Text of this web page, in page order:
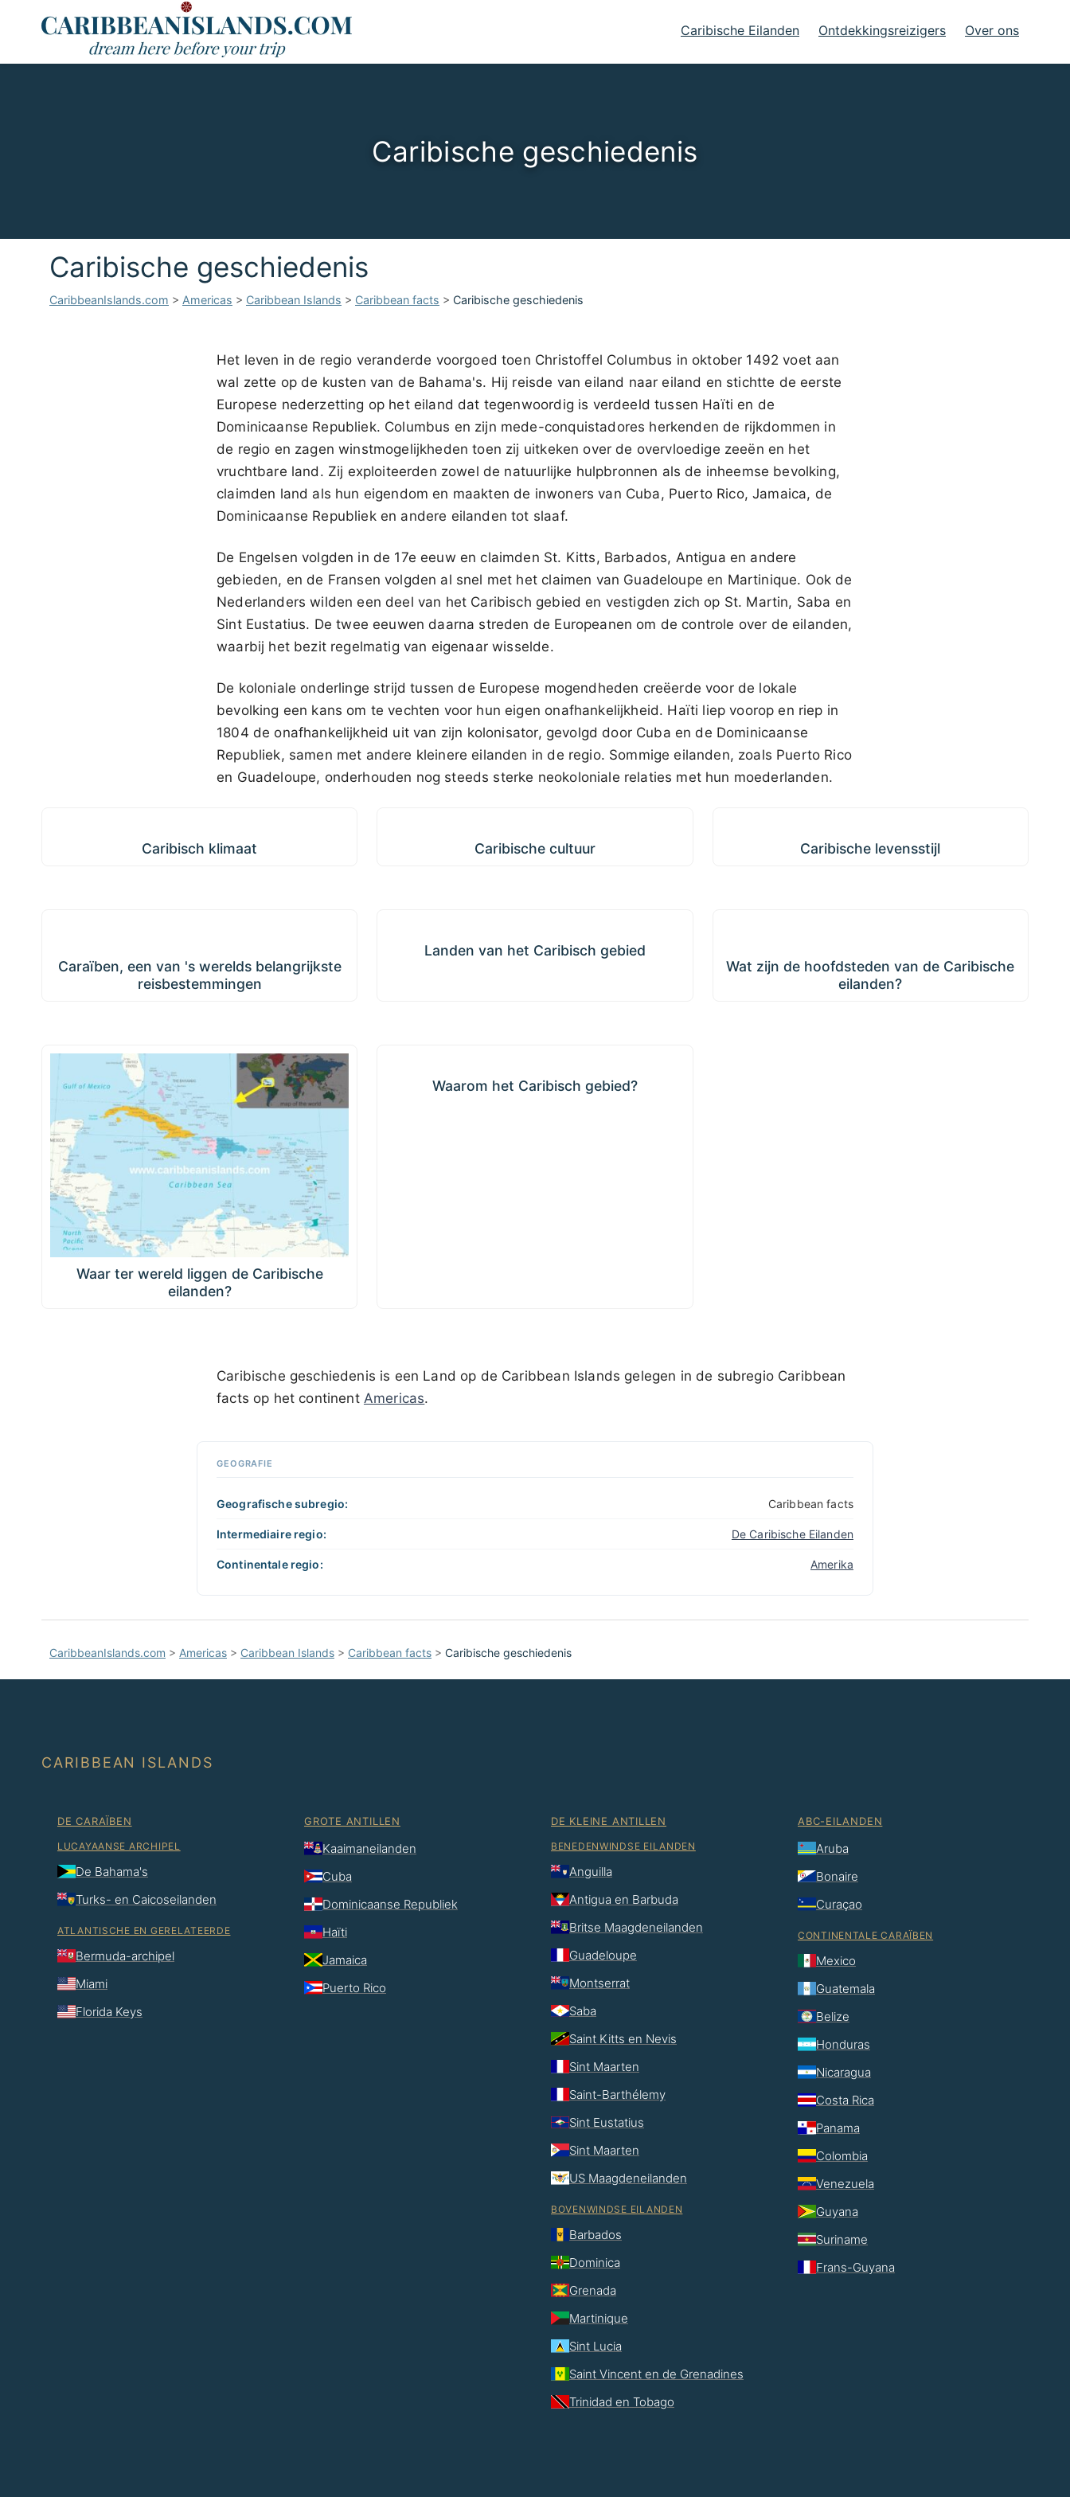
Caribische Eilanden Ontdekkingsreizigers Over ons
Caribische geschiedenis
Caribische geschiedenis
CaribbeanIslands.com > Americas > Caribbean Islands > Caribbean facts > Caribische geschiedenis
Het leven in de regio veranderde voorgoed toen Christoffel Columbus in oktober 1492 voet aan
wal zette op de kusten van de Bahama's. Hij reisde van eiland naar eiland en stichtte de eerste
Europese nederzetting op het eiland dat tegenwoordig is verdeeld tussen Haïti en de
Dominicaanse Republiek. Columbus en zijn mede-conquistadores herkenden de rijkdommen in
de regio en zagen winstmogelijkheden toen zij uitkeken over de overvloedige zeeën en het
vruchtbare land. Zij exploiteerden zowel de natuurlijke hulpbronnen als de inheemse bevolking,
claimden land als hun eigendom en maakten de inwoners van Cuba, Puerto Rico, Jamaica, de
Dominicaanse Republiek en andere eilanden tot slaaf.
De Engelsen volgden in de 17e eeuw en claimden St. Kitts, Barbados, Antigua en andere
gebieden, en de Fransen volgden al snel met het claimen van Guadeloupe en Martinique. Ook de
Nederlanders wilden een deel van het Caribisch gebied en vestigden zich op St. Martin, Saba en
Sint Eustatius. De twee eeuwen daarna streden de Europeanen om de controle over de eilanden,
waarbij het bezit regelmatig van eigenaar wisselde.
De koloniale onderlinge strijd tussen de Europese mogendheden creëerde voor de lokale
bevolking een kans om te vechten voor hun eigen onafhankelijkheid. Haïti liep voorop en riep in
1804 de onafhankelijkheid uit van zijn kolonisator, gevolgd door Cuba en de Dominicaanse
Republiek, samen met andere kleinere eilanden in de regio. Sommige eilanden, zoals Puerto Rico
en Guadeloupe, onderhouden nog steeds sterke neokoloniale relaties met hun moederlanden.
Caribisch klimaat Caribische cultuur Caribische levensstijl
Caraïben, een van 's werelds belangrijkste
reisbestemmingen
Landen van het Caribisch gebied
Wat zijn de hoofdsteden van de Caribische
eilanden?
Waar ter wereld liggen de Caribische
eilanden?
Waarom het Caribisch gebied?
Caribische geschiedenis is een Land op de Caribbean Islands gelegen in de subregio Caribbean
facts op het continent Americas.
GEOGRAFIE
Geografische subregio: Caribbean facts
Intermediaire regio: De Caribische Eilanden
Continentale regio: Amerika
CaribbeanIslands.com > Americas > Caribbean Islands > Caribbean facts > Caribische geschiedenis
CARIBBEAN ISLANDS
DE CARAÏBEN
LUCAYAANSE ARCHIPEL
De Bahama's
Turks- en Caicoseilanden
ATLANTISCHE EN GERELATEERDE
Bermuda-archipel
Miami
Florida Keys
GROTE ANTILLEN
Kaaimaneilanden
Cuba
Dominicaanse Republiek
Haïti
Jamaica
Puerto Rico
DE KLEINE ANTILLEN
BENEDENWINDSE EILANDEN
Anguilla
Antigua en Barbuda
Britse Maagdeneilanden
Guadeloupe
Montserrat
Saba
Saint Kitts en Nevis
Sint Maarten
Saint-Barthélemy
Sint Eustatius
Sint Maarten
US Maagdeneilanden
BOVENWINDSE EILANDEN
Barbados
Dominica
Grenada
Martinique
Sint Lucia
Saint Vincent en de Grenadines
Trinidad en Tobago
ABC-EILANDEN
Aruba
Bonaire
Curaçao
CONTINENTALE CARAÏBEN
Mexico
Guatemala
Belize
Honduras
Nicaragua
Costa Rica
Panama
Colombia
Venezuela
Guyana
Suriname
Frans-Guyana